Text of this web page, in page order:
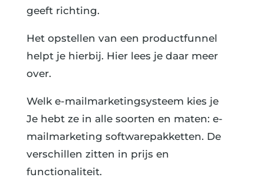
geeft richting.
Het opstellen van een productfunnel
helpt je hierbij. Hier lees je daar meer
over.
Welk e-mailmarketingsysteem kies je
Je hebt ze in alle soorten en maten: e-
mailmarketing softwarepakketten. De
verschillen zitten in prijs en
functionaliteit.